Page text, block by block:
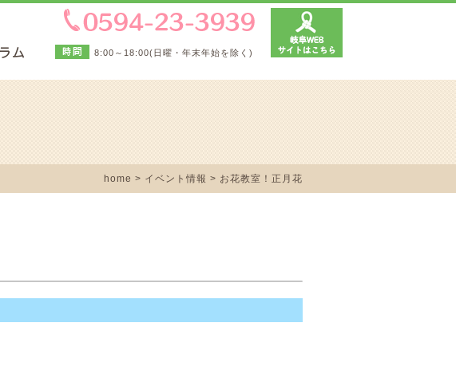
8:00～18:00(日曜・年末年始を除く)
home > イベント情報 > お花教室！正月花